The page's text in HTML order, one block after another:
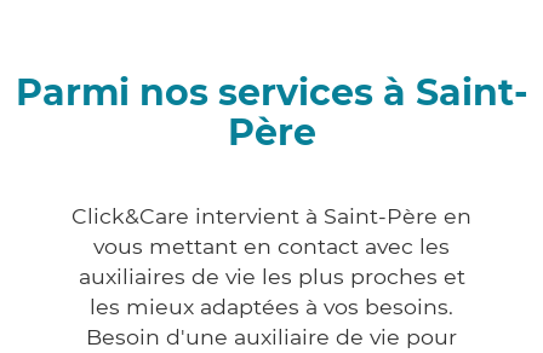
Parmi nos services à Saint-
Père
Click&Care intervient à Saint-Père en
vous mettant en contact avec les
auxiliaires de vie les plus proches et
les mieux adaptées à vos besoins.
Besoin d'une auxiliaire de vie pour